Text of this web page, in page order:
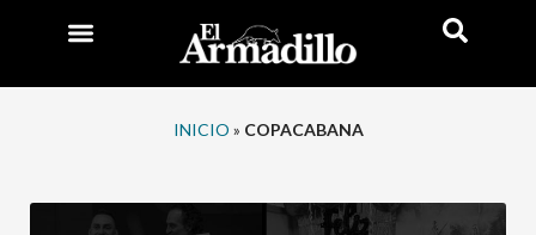
INICIO » COPACABANA